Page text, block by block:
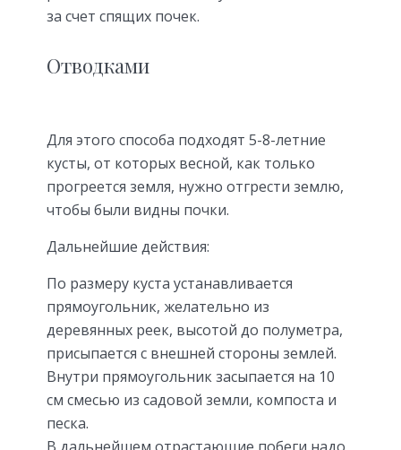
за счет спящих почек.
Отводками
Для этого способа подходят 5-8-летние
кусты, от которых весной, как только
прогреется земля, нужно отгрести землю,
чтобы были видны почки.
Дальнейшие действия:
По размеру куста устанавливается
прямоугольник, желательно из
деревянных реек, высотой до полуметра,
присыпается с внешней стороны землей.
Внутри прямоугольник засыпается на 10
см смесью из садовой земли, компоста и
песка.